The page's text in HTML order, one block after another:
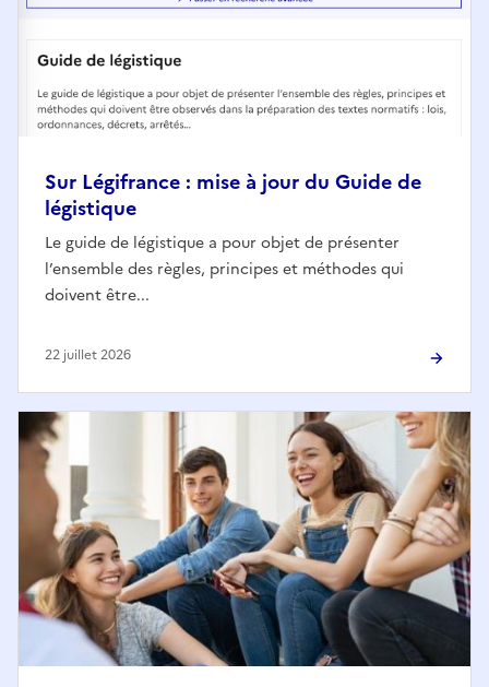
Sur Légifrance : mise à jour du Guide de
légistique
Le guide de légistique a pour objet de présenter
l’ensemble des règles, principes et méthodes qui
doivent être...
22 juillet 2026